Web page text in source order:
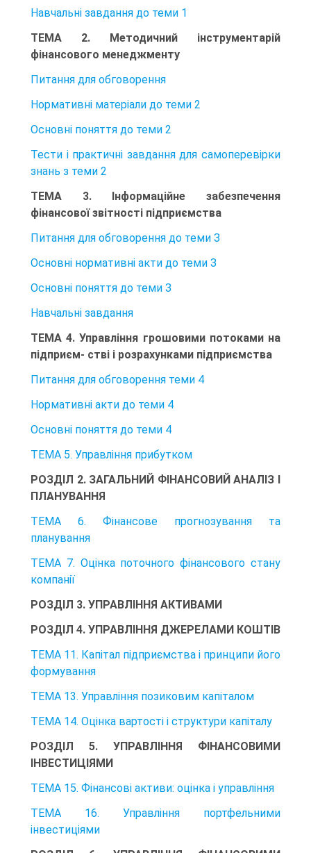
Навчальні завдання до теми 1
ТЕМА 2. Методичний інструментарій
фінансового менеджменту
Питання для обговорення
Нормативні матеріали до теми 2
Основні поняття до теми 2
Тести і практичні завдання для самоперевірки
знань з теми 2
ТЕМА 3. Інформаційне забезпечення
фінансової звітності підприємства
Питання для обговорення до теми З
Основні нормативні акти до теми З
Основні поняття до теми З
Навчальні завдання
ТЕМА 4. Управління грошовими потоками на
підприєм- стві і розрахунками підприємства
Питання для обговорення теми 4
Нормативні акти до теми 4
Основні поняття до теми 4
ТЕМА 5. Управління прибутком
РОЗДІЛ 2. ЗАГАЛЬНИЙ ФІНАНСОВИЙ АНАЛІЗ І
ПЛАНУВАННЯ
ТЕМА 6. Фінансове прогнозування та
планування
ТЕМА 7. Оцінка поточного фінансового стану
компанії
РОЗДІЛ 3. УПРАВЛІННЯ АКТИВАМИ
РОЗДІЛ 4. УПРАВЛІННЯ ДЖЕРЕЛАМИ КОШТІВ
ТЕМА 11. Капітал підприємства і принципи його
формування
ТЕМА 13. Управління позиковим капіталом
ТЕМА 14. Оцінка вартості і структури капіталу
РОЗДІЛ 5. УПРАВЛІННЯ ФІНАНСОВИМИ
ІНВЕСТИЦІЯМИ
ТЕМА 15. Фінансові активи: оцінка і управління
ТЕМА 16. Управління портфельними
інвестиціями